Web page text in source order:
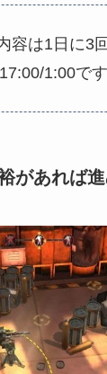
容は1日に3
1:00です
があれば